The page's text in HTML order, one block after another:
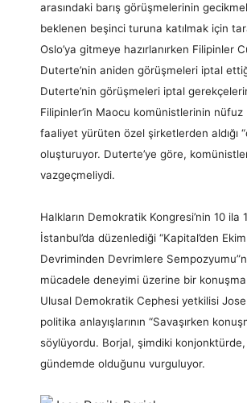
arasındaki barış görüşmelerinin
beklenen beşinci turuna katılmak için
Oslo’ya gitmeye hazırlanırken Filipinler
Duterte’nin aniden görüşmeleri iptal
Duterte’nin görüşmeleri iptal
Filipinler’in Maocu komünistlerinin
faaliyet yürüten özel şirketlerden aldığı
oluşturuyor. Duterte’ye göre,
vazgeçmeliydi.
Halkların Demokratik Kongresi’nin 10 ila
İstanbul’da düzenlediği “Kapital’den
Devriminden Devrimlere
mücadele deneyimi üzerine bir
Ulusal Demokratik Cephesi yetkilisi
politika anlayışlarının “Savaşırken
söylüyordu. Borjal, şimdiki konjonktürde,
gündemde olduğunu vurguluyor.